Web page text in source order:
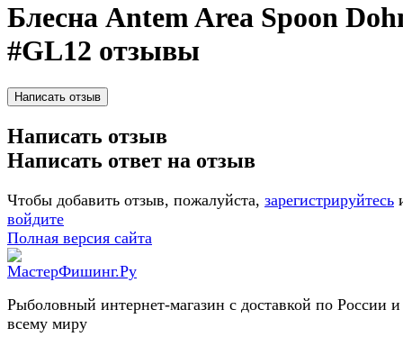
Блесна Antem Area Spoon
#GL12 отзывы
Написать отзыв
Написать ответ на отзыв
Чтобы добавить отзыв, пожалуйста, зарегистрируйтесь
войдите
Полная версия сайта
Рыболовный интернет-магазин с доставкой по России и
всему миру